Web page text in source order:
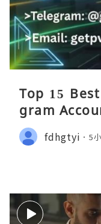
Top 15
gram
fdhgtyi 5